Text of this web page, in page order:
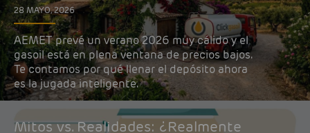
28 MAYO, 2026
AEMET prevé un verano 2026 muy cálido y el
gasoil está en plena ventana de precios bajos.
Te contamos por qué llenar el depósito ahora
es la jugada inteligente.
Mitos vs. Realidades: ¿Realmente